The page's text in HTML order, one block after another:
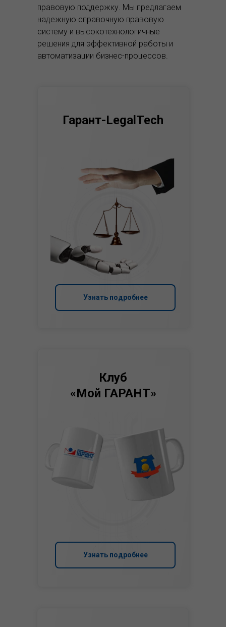
правовую поддержку. Мы предлагаем
надежную справочную правовую
систему и высокотехнологичные
решения для эффективной работы и
автоматизации бизнес-процессов.
Узнать подробнее
Клуб
«Мой ГАРАНТ»
Узнать подробнее
Гарант-LegalTech